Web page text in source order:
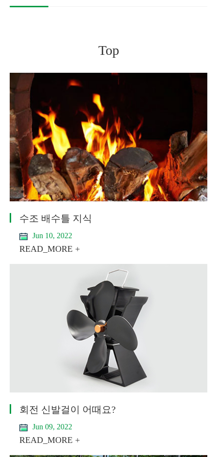
Top
수조 배수틀 지식
Jun 10, 2022
READ_MORE +
회전 신발걸이 어때요?
Jun 09, 2022
READ_MORE +